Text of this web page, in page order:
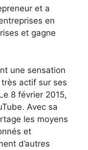
et a
en
et gagne
une sensation
actif sur ses
8 février 2015,
Avec sa
les moyens
et
d’autres